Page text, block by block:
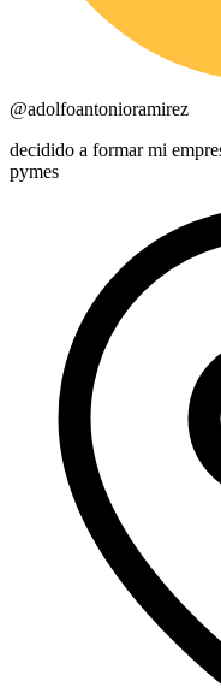
@adolfoantonioramirez
decidido a formar mi
pymes